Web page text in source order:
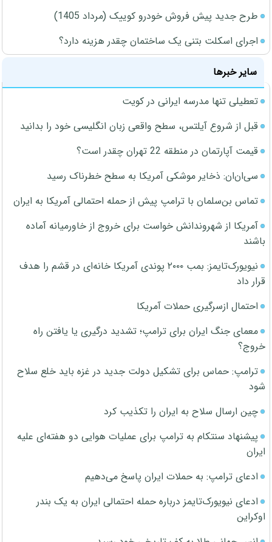
طرح جدید پیش فروش خودرو کوییک (مرداد 1405)
اجرای اسکلت بتنی یک ساختمان چقدر هزینه دارد؟
سایر خبرها
تعطیلی تنها مدرسه ایرانی در کویت
قبل از شروع آیلتس، سطح واقعی زبان انگلیسی خود را بدانید
قیمت آپارتمان در منطقه 22 تهران چقدر است؟
سی‌ان‌ان: ذخایر موشکی آمریکا به سطح خطرناک رسید
تماس بن‌سلمان با ترامپ پیش از حمله احتمالی آمریکا به ایران
آمریکا از شهروندانش خواست برای خروج از خاورمیانه آماده
باشند
نیویورک‌تایمز: بمب ۲۰۰۰ پوندی آمریکا خانه‌ای در قشم را هدف
قرار داد
احتمال ازسرگیری حملات آمریکا
معمای جنگ ایران برای ترامپ؛ تشدید درگیری یا یافتن راه
خروج؟
ترامپ: حماس برای تشکیل دولت جدید در غزه باید خلع سلاح
شود
چین ارسال سلاح به ایران را تکذیب کرد
پیشنهاد سنتکام به ترامپ برای عملیات هوایی دو هفته‌ای علیه
ایران
ادعای ترامپ: به حملات ایران پاسخ می‌دهیم
ادعای نیویورک‌تایمز درباره حمله احتمالی ایران به یک بندر
اوکراین